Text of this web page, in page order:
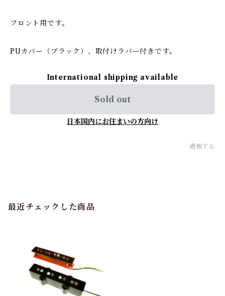
フロント用です。
PUカバー（ブラック）、取付けラバー付きです。
International shipping available
Sold out
日本国内にお住まいの方向け
通報する
最近チェックした商品